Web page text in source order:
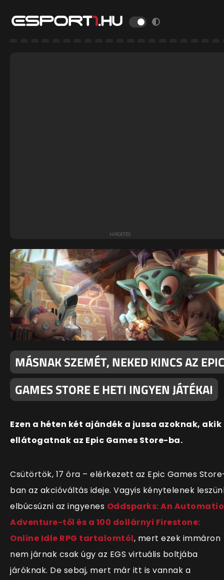
MÁSNAK SZEMÉT, NEKED KINCS AZ EPIC
GAMES STORE E HETI INGYEN JÁTÉKAI
Ezen a héten két ajándék a jussa azoknak, akik
ellátogatnak az Epic Games Store-ba.
Csütörtök, 17 óra – elérkezett az Epic Games
ban az akcióváltás ideje. Vagyis kénytelenek
elbúcsúzni az ingyenes Oddsparks: An
Adventure-től és a 100 dollárnyi Firestone:
Online Idle RPG tartalomtól, mert ezek immáron
nem járnak csak úgy az EGS virtuális boltjába
járóknak. De sebaj, mert már itt is vannak a